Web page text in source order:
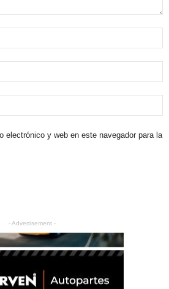
electrónico y web en este navegador para la
- Advertisement -